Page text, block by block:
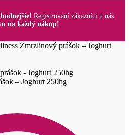
Registrovaní zákazníci u nás
na každý nákup!
Zmrzlinový prášok – Joghurt
– Joghurt 250hg